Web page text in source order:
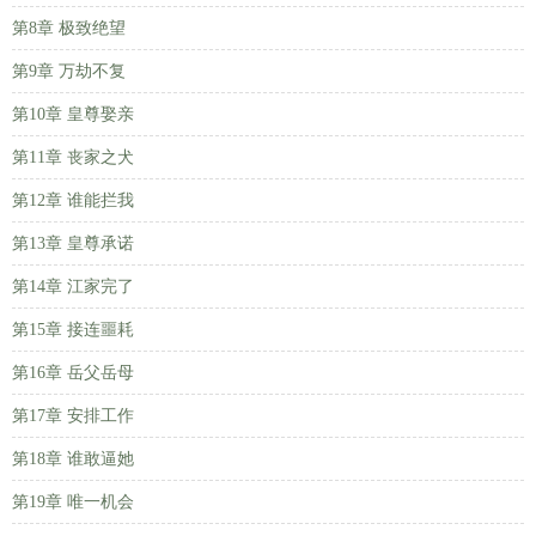
第8章 极致绝望
第9章 万劫不复
第10章 皇尊娶亲
第11章 丧家之犬
第12章 谁能拦我
第13章 皇尊承诺
第14章 江家完了
第15章 接连噩耗
第16章 岳父岳母
第17章 安排工作
第18章 谁敢逼她
第19章 唯一机会